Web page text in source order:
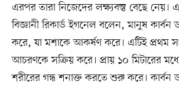
এরপর তারা নিজেদের লক্ষ্যবস্তু বেছে নেয়।
বিজ্ঞানী রিকার্ড ইগনেল বলেন, মানুষ কার্বন
করে, যা মশাকে আকর্ষণ করে। এটিই প্রথম
আচরণকে সক্রিয় করে। প্রায় ১০ মিটারের
শরীরের গন্ধ শনাক্ত করতে শুরু করে। কার্বন